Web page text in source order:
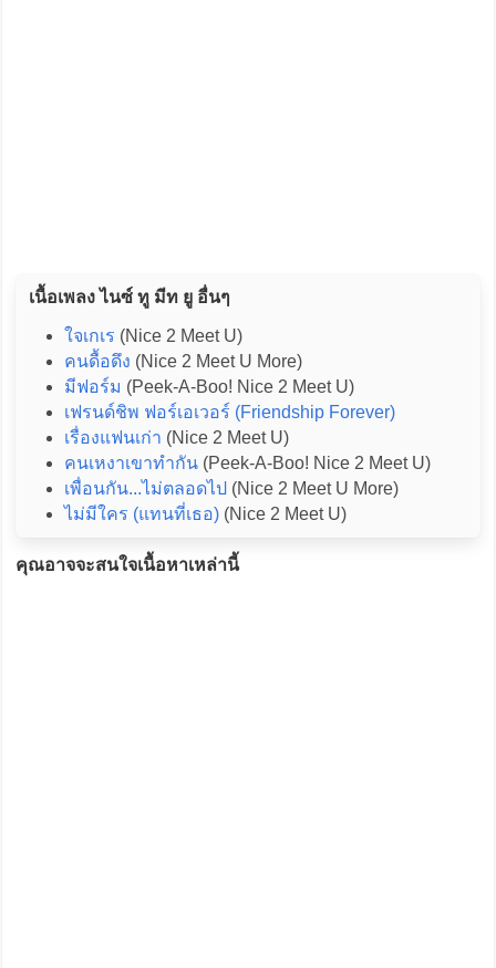
เนื้อเพลง ไนซ์ ทู มีท ยู อื่นๆ
ใจเกเร (Nice 2 Meet U)
คนดื้อดึง (Nice 2 Meet U More)
มีฟอร์ม (Peek-A-Boo! Nice 2 Meet U)
เฟรนด์ชิพ ฟอร์เอเวอร์ (Friendship Forever)
เรื่องแฟนเก่า (Nice 2 Meet U)
คนเหงาเขาทำกัน(Peek-A-Boo! Nice 2 Meet U)
เพื่อนกัน...ไม่ตลอดไป (Nice 2 Meet U More)
ไม่มีใคร (แทนที่เธอ)(Nice 2 Meet U)
คุณอาจจะสนใจเนื้อหาเหล่านี้